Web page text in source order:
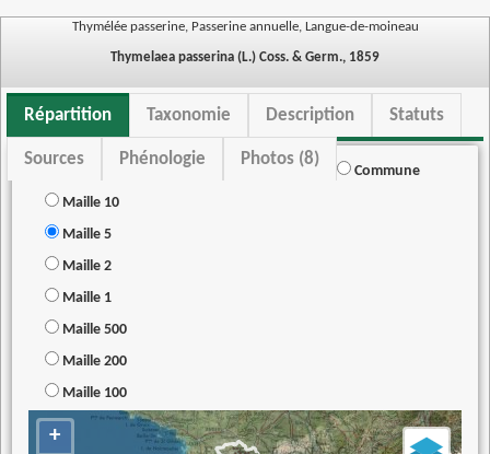
Thymélée passerine, Passerine annuelle, Langue-de-moineau
Thymelaea passerina (L.) Coss. & Germ., 1859
Répartition Taxonomie Description Statuts
Sources Phénologie Photos (8)
Commune
Maille 10
Maille 5
Maille 2
Maille 1
Maille 500
Maille 200
Maille 100
+